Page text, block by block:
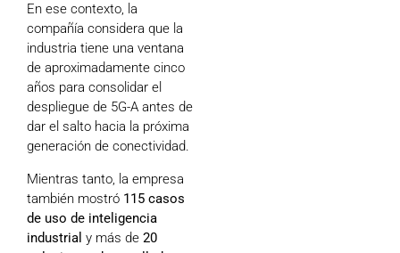
En ese contexto, la
compañía considera que la
industria tiene una ventana
de aproximadamente cinco
años para consolidar el
despliegue de 5G-A antes de
dar el salto hacia la próxima
generación de conectividad.
Mientras tanto, la empresa
también mostró 115 casos
de uso de inteligencia
industrial y más de 20